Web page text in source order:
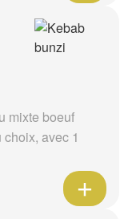
mixte boeuf
avec 1